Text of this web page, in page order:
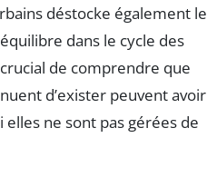
déstocke également le
dans le cycle des
de comprendre que
d’exister peuvent avoir
ne sont pas gérées de